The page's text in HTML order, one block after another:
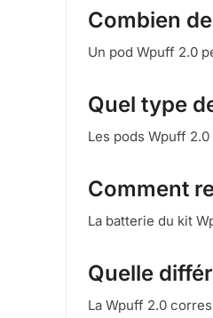
Combien
Un pod Wpuff 2.0
Quel type
Les pods Wpuff
Comment
La batterie du kit
Quelle
La Wpuff 2.0